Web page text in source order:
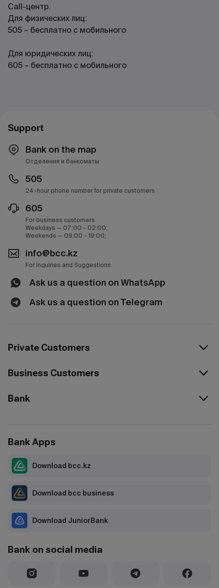
Call-центр.
Для физических лиц:
505 – бесплатно с мобильного
Для юридических лиц:
605 – бесплатно с мобильного
Support
Bank on the map
Отделения и банкоматы
505
24-hour phone number for private customers
605
For business customers
Weekdays — 07:00 - 02:00;
Weekends — 09:00 - 19:00;
info@bcc.kz
For Inquiries and Suggestions
Ask us a question on WhatsApp
Ask us a question on Telegram
Private Customers
Business Customers
Bank
Bank on social media
Bank Apps
Download bcc.kz
Download bcc business
Download JuniorBank